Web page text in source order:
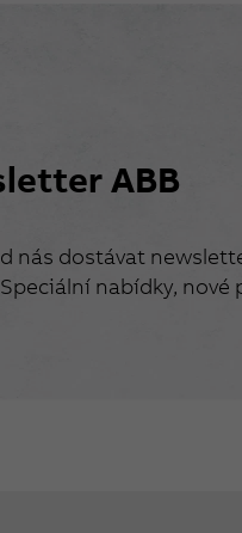
ABB
nás dostávat
nabídky,